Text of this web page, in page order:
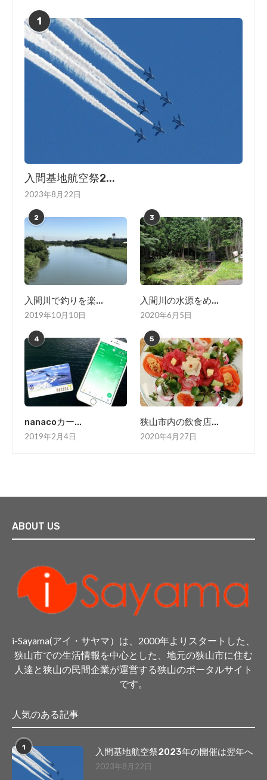
1
入間基地航空祭2...
2023年8月22日
2
入間川で釣りを楽...
2019年10月10日
3
入間川の水源をめ...
2020年6月5日
4
nanacoカー...
2019年2月4日
5
狭山市内の飲食店...
2020年4月27日
ABOUT US
i-Sayama(アイ・サヤマ）は、2000年よりスタートした、
狭山市での生活情報を中心とした、地元の狭山市に住む
人達と狭山の民間企業が運営する狭山のポータルサイト
です。
人気のある記事
1 入間基地航空祭2023年の開催は翌年へ
2023年8月22日